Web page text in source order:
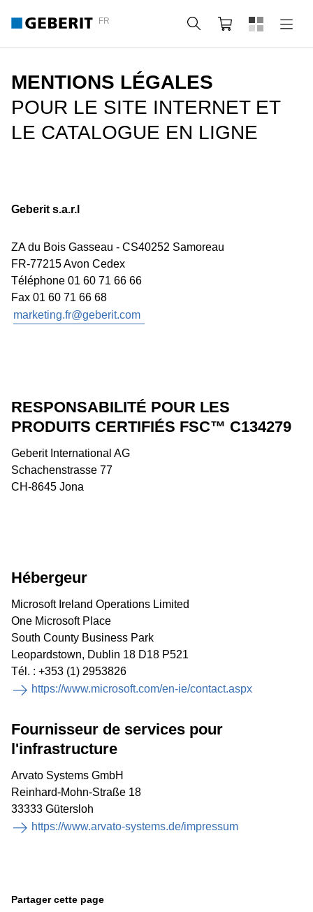
FR Rechercher
Panier
MENTIONS LÉGALES
POUR LE SITE INTERNET ET
LE CATALOGUE EN LIGNE
Geberit s.a.r.l
ZA du Bois Gasseau - CS40252 Samoreau
FR-77215 Avon Cedex
Téléphone 01 60 71 66 66
Fax 01 60 71 66 68
marketing.fr@geberit.com
RESPONSABILITÉ POUR LES
PRODUITS CERTIFIÉS FSC™ C134279
Geberit International AG
Schachenstrasse 77
CH-8645 Jona
Hébergeur
Microsoft Ireland Operations Limited
One Microsoft Place
South County Business Park
Leopardstown, Dublin 18 D18 P521
Tél. : +353 (1) 2953826
https://www.microsoft.com/en-ie/contact.aspx
Fournisseur de services pour
l'infrastructure
Arvato Systems GmbH
Reinhard-Mohn-Straße 18
33333 Gütersloh
https://www.arvato-systems.de/impressum
Partager cette page